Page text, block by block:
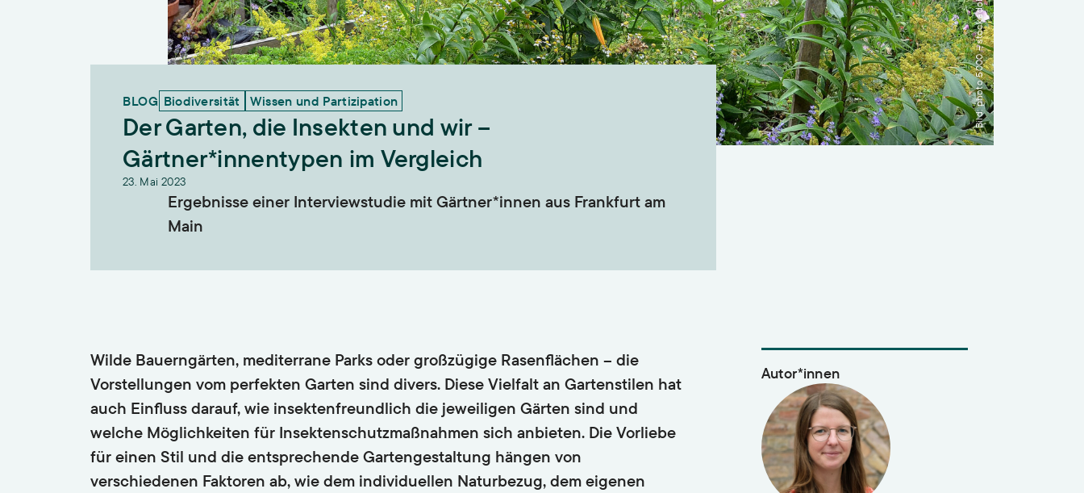
Biodiversität Klimaanpassung
Mobilität
Schadstoffrisiken Suffizienz
Transformation
Transdisziplinarität
Lehre
Hochschullehre und
Nachwuchsgruppe regulate
Bild: photo 5000 – stock.adobe.com
BLOG Biodiversität Wissen und Partizipation
Der Garten, die Insekten und wir –
Gärtner*innentypen im Vergleich
23. Mai 2023
Ergebnisse einer Interviewstudie mit Gärtner*innen aus Frankfurt am
Main
Wilde Bauerngärten, mediterrane Parks oder großzügige Rasenflächen – die
Vorstellungen vom perfekten Garten sind divers. Diese Vielfalt an Gartenstilen hat
auch Einfluss darauf, wie insektenfreundlich die jeweiligen Gärten sind und
welche Möglichkeiten für Insektenschutzmaßnahmen sich anbieten. Die Vorliebe
für einen Stil und die entsprechende Gartengestaltung hängen von
verschiedenen Faktoren ab, wie dem individuellen Naturbezug, dem eigenen
Autor*innen